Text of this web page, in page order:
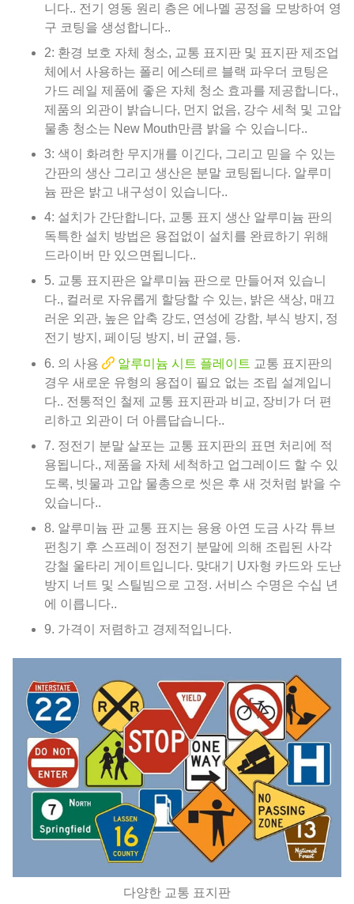
니다.. 전기 영동 원리 층은 에나멜 공정을 모방하여 영
구 코팅을 생성합니다..
2: 환경 보호 자체 청소, 교통 표지판 및 표지판 제조업
체에서 사용하는 폴리 에스테르 블랙 파우더 코팅은
가드 레일 제품에 좋은 자체 청소 효과를 제공합니다.,
제품의 외관이 밝습니다, 먼지 없음, 강수 세척 및 고압
물총 청소는 New Mouth만큼 밝을 수 있습니다..
3: 색이 화려한 무지개를 이긴다, 그리고 믿을 수 있는
간판의 생산 그리고 생산은 분말 코팅됩니다. 알루미
늄 판은 밝고 내구성이 있습니다..
4: 설치가 간단합니다, 교통 표지 생산 알루미늄 판의
독특한 설치 방법은 용접없이 설치를 완료하기 위해
드라이버 만 있으면됩니다..
5. 교통 표지판은 알루미늄 판으로 만들어져 있습니
다., 컬러로 자유롭게 할당할 수 있는, 밝은 색상, 매끄
러운 외관, 높은 압축 강도, 연성에 강함, 부식 방지, 정
전기 방지, 페이딩 방지, 비 균열, 등.
6. 의 사용
알루미늄 시트 플레이트 교통 표지판의
경우 새로운 유형의 용접이 필요 없는 조립 설계입니
다.. 전통적인 철제 교통 표지판과 비교, 장비가 더 편
리하고 외관이 더 아름답습니다..
7. 정전기 분말 살포는 교통 표지판의 표면 처리에 적
용됩니다., 제품을 자체 세척하고 업그레이드 할 수 있
도록, 빗물과 고압 물총으로 씻은 후 새 것처럼 밝을 수
있습니다..
8. 알루미늄 판 교통 표지는 용융 아연 도금 사각 튜브
펀칭기 후 스프레이 정전기 분말에 의해 조립된 사각
강철 울타리 게이트입니다. 맞대기 U자형 카드와 도난
방지 너트 및 스틸빔으로 고정. 서비스 수명은 수십 년
에 이릅니다..
9. 가격이 저렴하고 경제적입니다.
다양한 교통 표지판